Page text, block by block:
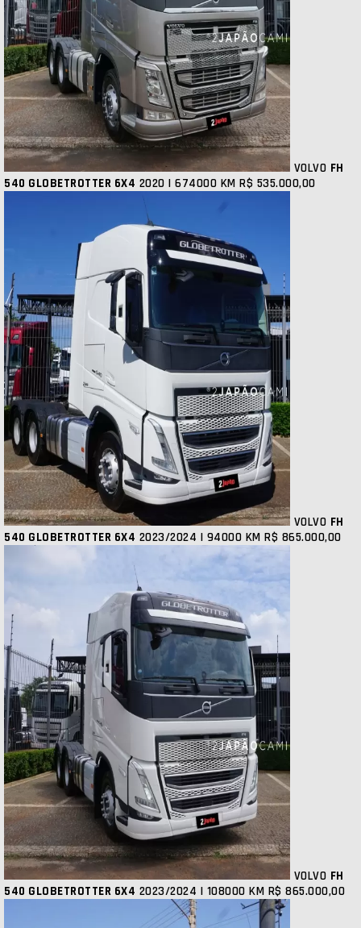
VOLVO FH
540 GLOBETROTTER 6X4 2020 | 674000 KM R$ 535.000,00
VOLVO FH
540 GLOBETROTTER 6X4 2023/2024 | 94000 KM R$ 865.000,00
VOLVO FH
540 GLOBETROTTER 6X4 2023/2024 | 108000 KM R$ 865.000,00